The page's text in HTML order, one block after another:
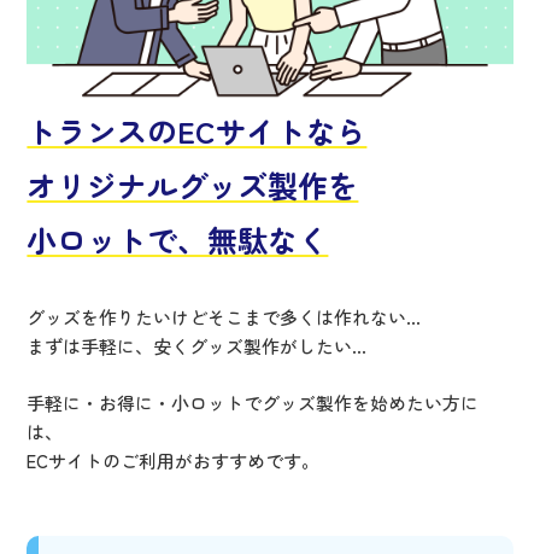
トランスのECサイトなら
オリジナルグッズ製作を
小ロットで、無駄なく
グッズを作りたいけどそこまで多くは作れない…
まずは手軽に、安くグッズ製作がしたい…
手軽に・お得に・小ロットでグッズ製作を始めたい方に
は、
ECサイトのご利用がおすすめです。